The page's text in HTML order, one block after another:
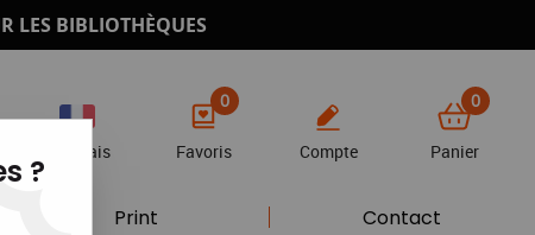
LES BIBLIOTHÈQUES
Français
0
Favoris Compte
0
Panier
Print Contact
?